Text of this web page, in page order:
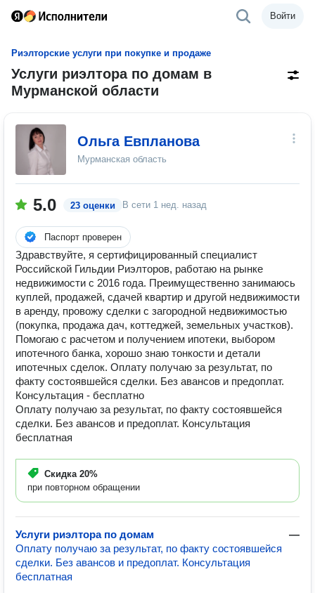
Войти
Риэлторские услуги при покупке и продаже
Услуги риэлтора по домам в
Мурманской области
Ольга Евпланова
Мурманская область
5.0 23 оценки В сети 1 нед. назад
Паспорт проверен
Здравствуйте, я сертифицированный специалист
Российской Гильдии Риэлторов, работаю на рынке
недвижимости с 2016 года. Преимущественно занимаюсь
куплей, продажей, сдачей квартир и другой недвижимости
в аренду, провожу сделки с загородной недвижимостью
(покупка, продажа дач, коттеджей, земельных участков).
Помогаю с расчетом и получением ипотеки, выбором
ипотечного банка, хорошо знаю тонкости и детали
ипотечных сделок. Оплату получаю за результат, по
факту состоявшейся сделки. Без авансов и предоплат.
Консультация - бесплатно
Оплату получаю за результат, по факту состоявшейся
сделки. Без авансов и предоплат. Консультация
бесплатная
Скидка 20%
при повторном обращении
Услуги риэлтора по домам
—
Оплату получаю за результат, по факту состоявшейся
сделки. Без авансов и предоплат. Консультация
бесплатная